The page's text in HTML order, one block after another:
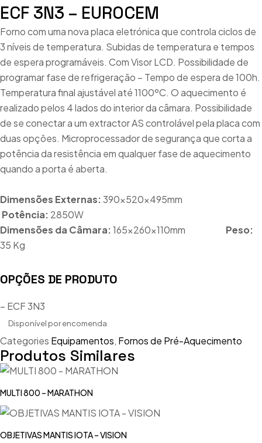
ECF 3N3 – EUROCEM
Forno com uma nova placa eletrónica que controla ciclos de
3 níveis de temperatura. Subidas de temperatura e tempos
de espera programáveis. Com Visor LCD. Possibilidade de
programar fase de refrigeração – Tempo de espera de 100h.
Temperatura final ajustável até 1100ºC. O aquecimento é
realizado pelos 4 lados do interior da câmara. Possibilidade
de se conectar a um extractor AS controlável pela placa com
duas opções. Microprocessador de segurança que corta a
potência da resistência em qualquer fase de aquecimento
quando a porta é aberta.
Dimensões Externas:390x520x495mm
Potência: 2850W
Dimensões da Câmara:165x260x110mm Peso:
35 Kg
OPÇÕES DE PRODUTO
– ECF 3N3
Disponível por encomenda
Categories Equipamentos, Fornos de Pré-Aquecimento
Produtos Similares
MULTI 800 – MARATHON
OBJETIVAS MANTIS IOTA – VISION